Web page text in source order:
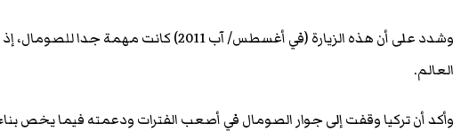
وشدد على أن هذه الزيارة (في أغسطس/ آب 2011)
العالم.
وأكد أن تركيا وقفت إلى جوار الصومال في أصعب الفترات ودعمته فيما يخص بناء